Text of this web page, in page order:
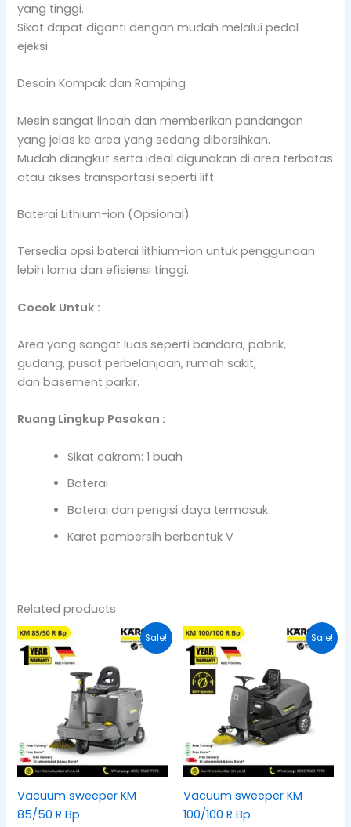
yang tinggi.
Sikat dapat diganti dengan mudah melalui pedal
ejeksi.
Desain Kompak dan Ramping
Mesin sangat lincah dan memberikan pandangan
yang jelas ke area yang sedang dibersihkan.
Mudah diangkut serta ideal digunakan di area terbatas
atau akses transportasi seperti lift.
Baterai Lithium-ion (Opsional)
Tersedia opsi baterai lithium-ion untuk penggunaan
lebih lama dan efisiensi tinggi.
Cocok Untuk :
Area yang sangat luas seperti bandara, pabrik,
gudang, pusat perbelanjaan, rumah sakit,
dan basement parkir.
Ruang Lingkup Pasokan :
Sikat cakram: 1 buah
Baterai
Baterai dan pengisi daya termasuk
Karet pembersih berbentuk V
Related products
Sale!
Vacuum sweeper KM
85/50 R Bp
Original
Rp194.250.000.
Current
price
Rp136.946.250.
Sale!
Vacuum sweeper KM
100/100 R Bp
Original
Rp305.250.000.
Current
price
Rp249.389.250.